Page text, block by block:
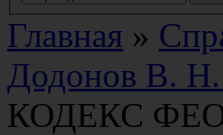
Главная »
Додонов В.
КОДЕКС